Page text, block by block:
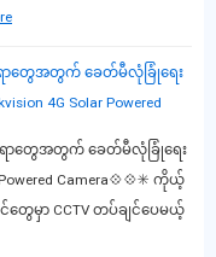
ာတွေအတွက် ခေတ်မီလုံခြုံရေး
4G Solar Powered
ာတွေအတွက် ခေတ်မီလုံခြုံရေး
Camera💠💠✳️ ကိုယ့်
ေမှာ CCTV တပ်ချင်ပေမယ့်